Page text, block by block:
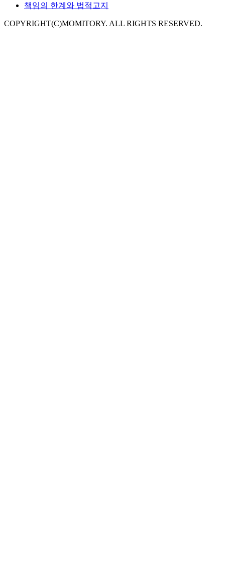
책임의 한계와 법적고지
COPYRIGHT(C)MOMITORY. ALL RIGHTS RESERVED.